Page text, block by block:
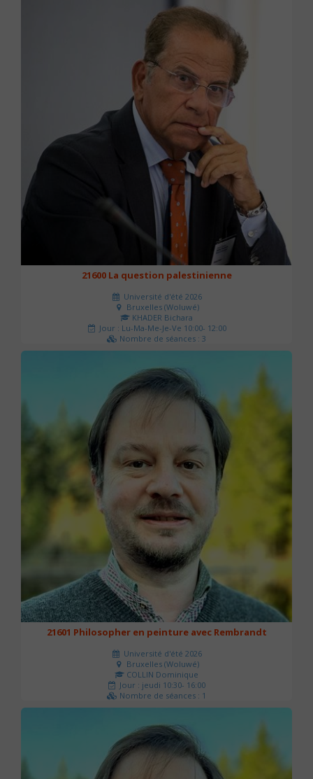
21600 La question palestinienne
Université d'été 2026
Bruxelles (Woluwé)
KHADER Bichara
Jour : Lu-Ma-Me-Je-Ve 10:00- 12:00
Nombre de séances : 3
63 €
21601 Philosopher en peinture avec Rembrandt
Université d'été 2026
Bruxelles (Woluwé)
COLLIN Dominique
Jour : jeudi 10:30- 16:00
Nombre de séances : 1
40 €